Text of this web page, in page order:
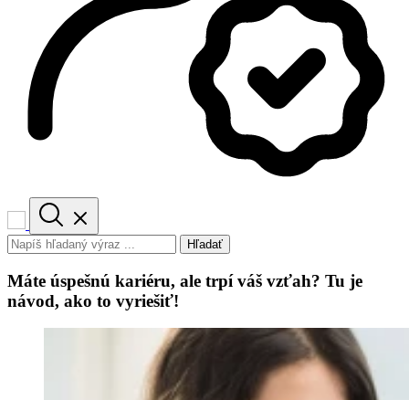
Hľadať
Máte úspešnú kariéru, ale trpí váš vzťah? Tu je
návod, ako to vyriešiť!